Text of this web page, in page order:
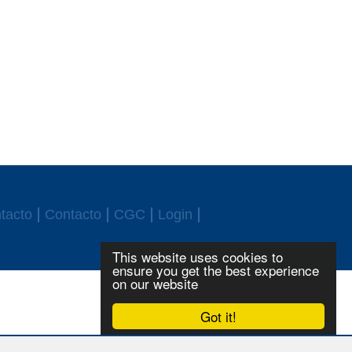
Got it!
This website uses cookies to
ensure you get the best experience
on our website
Contacto CGC Login